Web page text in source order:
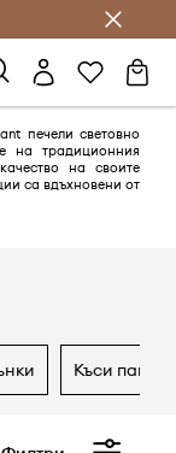
печели световно
на традиционния
на своите
са вдъхновени от
къси